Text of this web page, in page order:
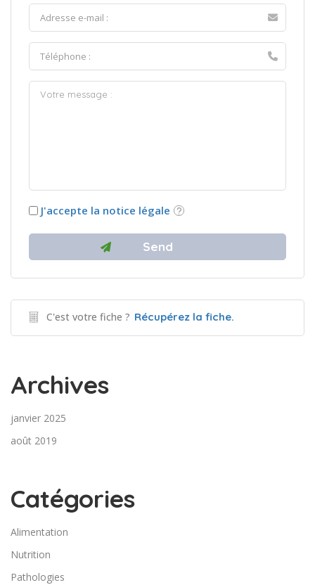
J'accepte la notice légale
C'est votre fiche ? Récupérez la fiche.
Archives
janvier 2025
août 2019
Catégories
Alimentation
Nutrition
Pathologies